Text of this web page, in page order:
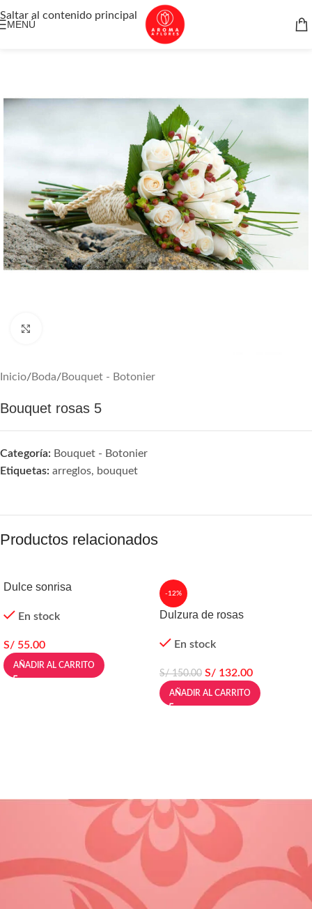
Saltar al contenido principal
MENÚ
Inicio/Boda/Bouquet - Botonier
Bouquet rosas 5
Categoría: Bouquet - Botonier
Etiquetas: arreglos, bouquet
Productos relacionados
Dulce sonrisa
En stock
S/ 55.00
AÑADIR AL CARRITO
-12%
Dulzura de rosas
En stock
S/150.00 S/ 132.00
AÑADIR AL CARRITO